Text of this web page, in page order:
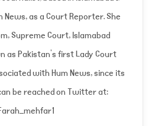
as a Court Reporter. She
Supreme Court, Islamabad
as Pakistan's first Lady Court
with Hum News, since its
be reached on Twitter at: